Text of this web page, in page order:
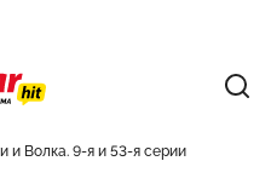
и Волка. 9-я и 53-я серии